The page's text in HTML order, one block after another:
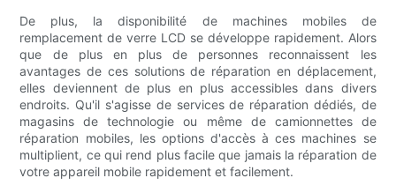
De plus, la disponibilité de machines mobiles de
remplacement de verre LCD se développe rapidement. Alors
que de plus en plus de personnes reconnaissent les
avantages de ces solutions de réparation en déplacement,
elles deviennent de plus en plus accessibles dans divers
endroits. Qu'il s'agisse de services de réparation dédiés, de
magasins de technologie ou même de camionnettes de
réparation mobiles, les options d'accès à ces machines se
multiplient, ce qui rend plus facile que jamais la réparation de
votre appareil mobile rapidement et facilement.